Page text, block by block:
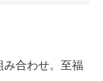
み合わせ。至福